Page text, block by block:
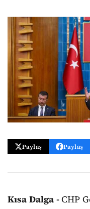
Paylaş Paylaş
Kısa Dalga -CHP